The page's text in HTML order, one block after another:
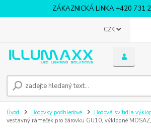
ZÁKAZNICKÁ LINKA +420 731
CZK
Úvod Bodovky podhledové Bodová svítidla
vestavný rámeček pro žárovku GU10, výklopné